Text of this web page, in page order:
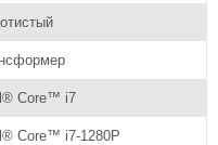
Core™ i7
Core™ i7-1280P